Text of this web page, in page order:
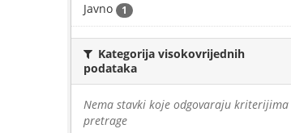
Javno 1
Kategorija visokovrijednih
podataka
Nema stavki koje odgovaraju kriterijima
pretrage